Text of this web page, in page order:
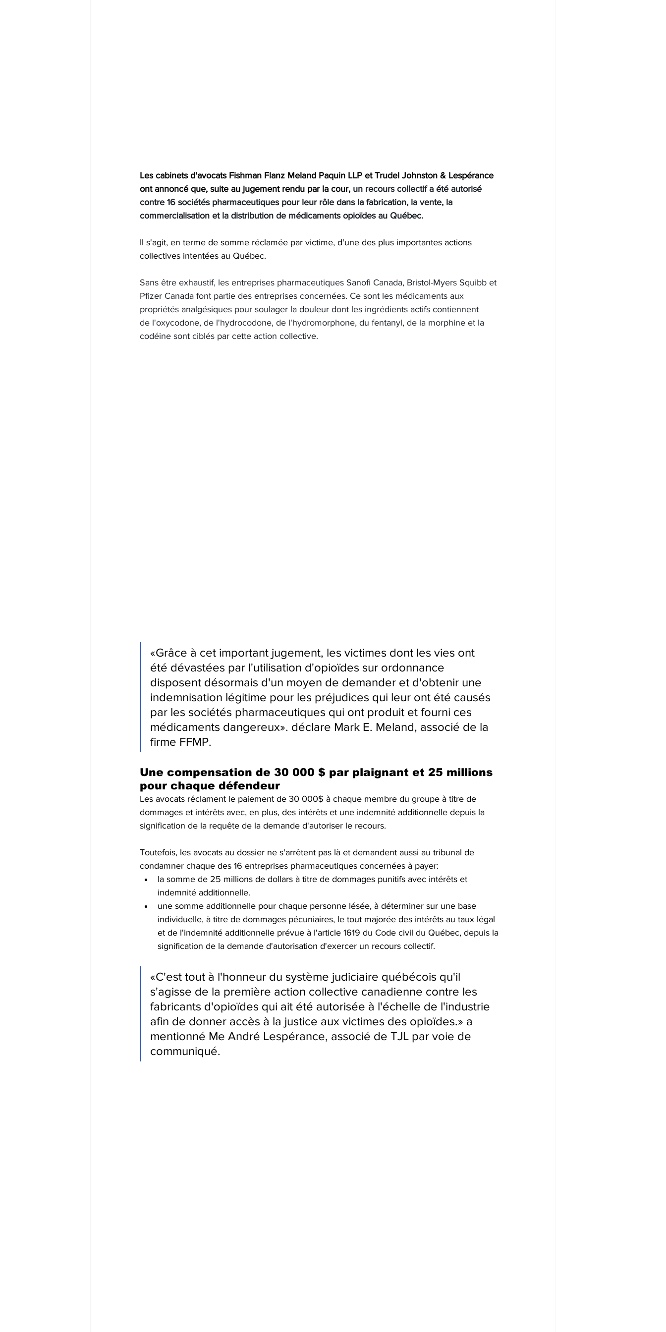
Les cabinets d'avocats Fishman Flanz Meland Paquin LLP et Trudel Johnston & Lespérance
ont annoncé que, suite au jugement rendu par la cour, un recours collectif a été autorisé
contre 16 sociétés pharmaceutiques pour leur rôle dans la fabrication, la vente, la
commercialisation et la distribution de médicaments opioïdes au Québec.
Il s'agit, en terme de somme réclamée par victime, d'une des plus importantes actions
collectives intentées au Québec.
Sans être exhaustif, les entreprises pharmaceutiques Sanofi Canada, Bristol-Myers Squibb et
Pfizer Canada font partie des entreprises concernées. Ce sont les médicaments aux
propriétés analgésiques pour soulager la douleur dont les ingrédients actifs contiennent
de l'oxycodone, de l'hydrocodone, de l'hydromorphone, du fentanyl, de la morphine et la
codéine sont ciblés par cette action collective.
«Grâce à cet important jugement, les victimes dont les vies ont
été dévastées par l'utilisation d'opioïdes sur ordonnance
disposent désormais d'un moyen de demander et d'obtenir une
indemnisation légitime pour les préjudices qui leur ont été causés
par les sociétés pharmaceutiques qui ont produit et fourni ces
médicaments dangereux». déclare Mark E. Meland, associé de la
firme FFMP.
Une compensation de 30 000 $ par plaignant et 25 millions
pour chaque défendeur
Les avocats réclament le paiement de 30 000$ à chaque membre du groupe à titre de
dommages et intérêts avec, en plus, des intérêts et une indemnité additionnelle depuis la
signification de la requête de la demande d'autoriser le recours.
Toutefois, les avocats au dossier ne s'arrêtent pas là et demandent aussi au tribunal de
condamner chaque des 16 entreprises pharmaceutiques concernées à payer:
la somme de 25 millions de dollars à titre de dommages punitifs avec intérêts et
indemnité additionnelle.
une somme additionnelle pour chaque personne lésée, à déterminer sur une base
individuelle, à titre de dommages pécuniaires, le tout majorée des intérêts au taux légal
et de l'indemnité additionnelle prévue à l'article 1619 du Code civil du Québec, depuis la
signification de la demande d'autorisation d'exercer un recours collectif.
«C'est tout à l'honneur du système judiciaire québécois qu'il
s'agisse de la première action collective canadienne contre les
fabricants d'opioïdes qui ait été autorisée à l'échelle de l'industrie
afin de donner accès à la justice aux victimes des opioïdes.» a
mentionné Me André Lespérance, associé de TJL par voie de
communiqué.